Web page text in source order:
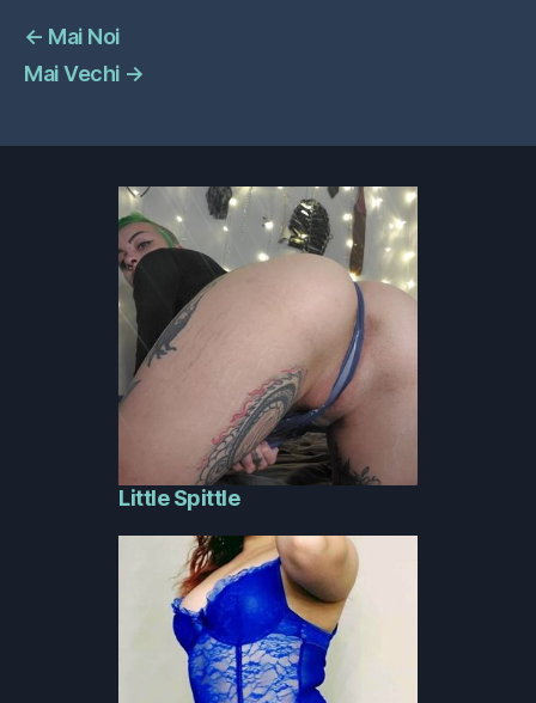
← Mai Noi
Mai Vechi →
Little Spittle